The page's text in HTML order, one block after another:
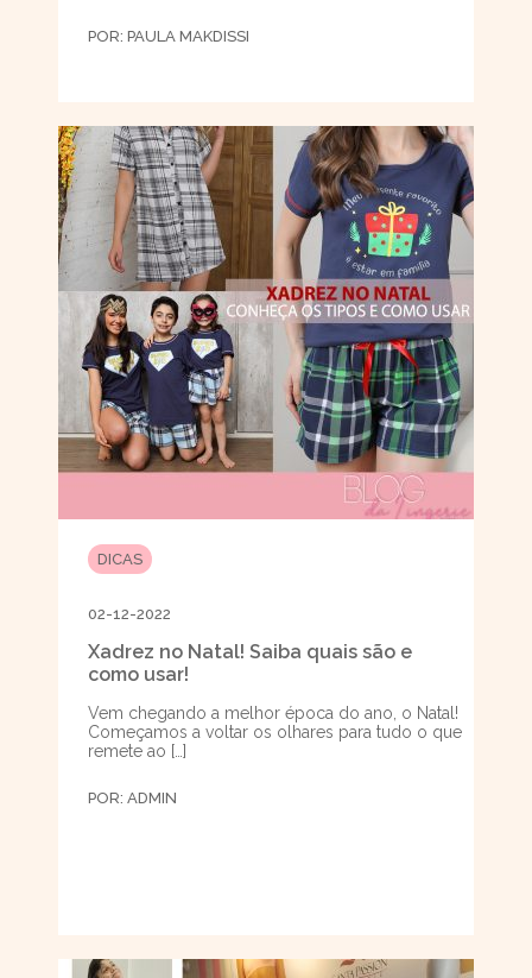
POR: PAULA MAKDISSI
DICAS
02-12-2022
Xadrez no Natal! Saiba quais são e
como usar!
Vem chegando a melhor época do ano, o Natal!
Começamos a voltar os olhares para tudo o que
remete ao […]
POR: ADMIN